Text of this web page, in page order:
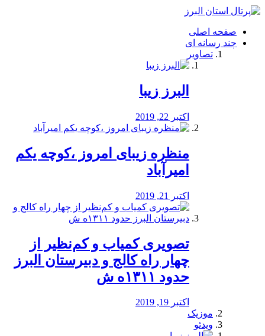
فصد
شرق
تهران
خشکشویی
صفحه اصلی
چند رسانه ای
تصاویر
البرز زیبا
اکتبر 22, 2019
منظره‌‌ زیبای امروز ،کوچه یکم
امیرآباد
اکتبر 21, 2019
️تصویری کمیاب و کم‌نظیر از
چهار راه كالج و دبيرستان البرز
حدود ۱۳۱۱ه ش
اکتبر 19, 2019
موزیک
ویدئو